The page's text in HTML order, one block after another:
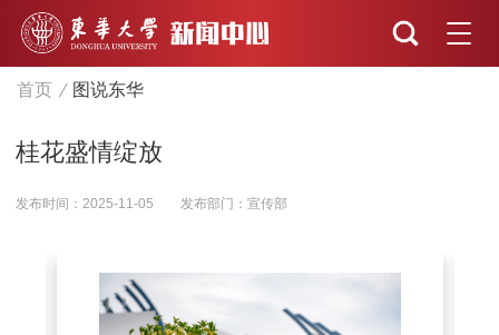
首页 图说东华
桂花盛情绽放
发布时间：2025-11-05 发布部门：宣传部